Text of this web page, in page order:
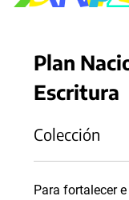
Plan
Escritura
Colección
Para fortalecer